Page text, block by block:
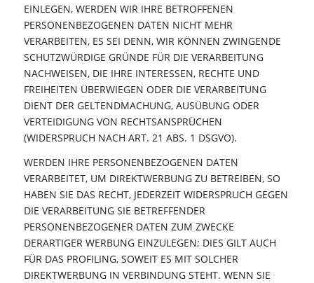
EINLEGEN, WERDEN WIR IHRE BETROFFENEN
PERSONENBEZOGENEN DATEN NICHT MEHR
VERARBEITEN, ES SEI DENN, WIR KÖNNEN ZWINGENDE
SCHUTZWÜRDIGE GRÜNDE FÜR DIE VERARBEITUNG
NACHWEISEN, DIE IHRE INTERESSEN, RECHTE UND
FREIHEITEN ÜBERWIEGEN ODER DIE VERARBEITUNG
DIENT DER GELTENDMACHUNG, AUSÜBUNG ODER
VERTEIDIGUNG VON RECHTSANSPRÜCHEN
(WIDERSPRUCH NACH ART. 21 ABS. 1 DSGVO).
WERDEN IHRE PERSONENBEZOGENEN DATEN
VERARBEITET, UM DIREKTWERBUNG ZU BETREIBEN, SO
HABEN SIE DAS RECHT, JEDERZEIT WIDERSPRUCH GEGEN
DIE VERARBEITUNG SIE BETREFFENDER
PERSONENBEZOGENER DATEN ZUM ZWECKE
DERARTIGER WERBUNG EINZULEGEN; DIES GILT AUCH
FÜR DAS PROFILING, SOWEIT ES MIT SOLCHER
DIREKTWERBUNG IN VERBINDUNG STEHT. WENN SIE